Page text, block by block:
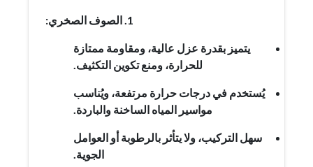
1. الصوف الصخري:
يتميز بقدرة عزل عالية، ومقاومة ممتازة
للحرارة، ومنع تكوين التكثيف.
يُستخدم في درجات حرارة مرتفعة، ويُناسب
مواسير المياه الساخنة والباردة.
سهل التركيب، ولا يتأثر بالرطوبة أو العوامل
الجوية.